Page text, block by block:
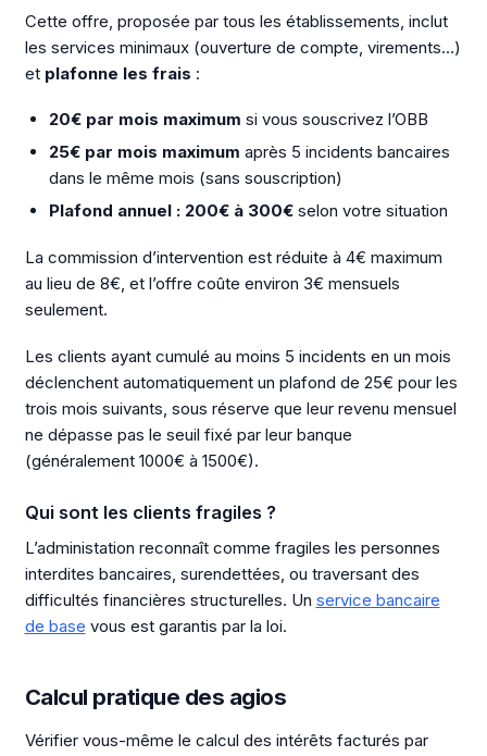
Cette offre, proposée par tous les établissements, inclut
les services minimaux (ouverture de compte, virements…)
et plafonne les frais :
20€ par mois maximum si vous souscrivez l’OBB
25€ par mois maximum après 5 incidents bancaires
dans le même mois (sans souscription)
Plafond annuel : 200€ à 300€ selon votre situation
La commission d’intervention est réduite à 4€ maximum
au lieu de 8€, et l’offre coûte environ 3€ mensuels
seulement.
Les clients ayant cumulé au moins 5 incidents en un mois
déclenchent automatiquement un plafond de 25€ pour les
trois mois suivants, sous réserve que leur revenu mensuel
ne dépasse pas le seuil fixé par leur banque
(généralement 1000€ à 1500€).
Qui sont les clients fragiles ?
L’administation reconnaît comme fragiles les personnes
interdites bancaires, surendettées, ou traversant des
difficultés financières structurelles. Un service bancaire
de base vous est garantis par la loi.
Calcul pratique des agios
Vérifier vous-même le calcul des intérêts facturés par